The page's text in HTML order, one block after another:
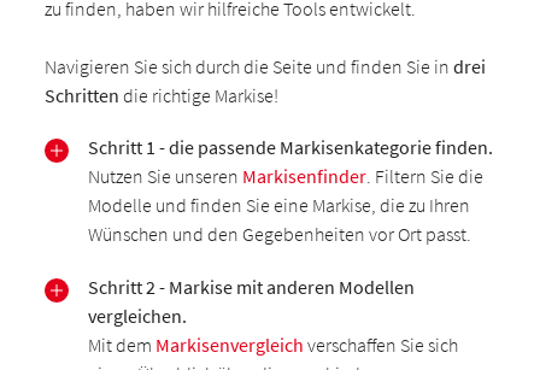
zu finden, haben wir hilfreiche Tools entwickelt.
Navigieren Sie sich durch die Seite und finden Sie indrei
Schrittendie richtige Markise!
Schritt 1 - die passende Markisenkategorie finden.
Nutzen Sie unseren Markisenfinder. Filtern Sie die
Modelle und finden Sie eine Markise, die zu Ihren
Wünschen und den Gegebenheiten vor Ort passt.
Schritt 2 - Markise mit anderen Modellen
vergleichen.
Mit dem Markisenvergleich verschaffen Sie sich